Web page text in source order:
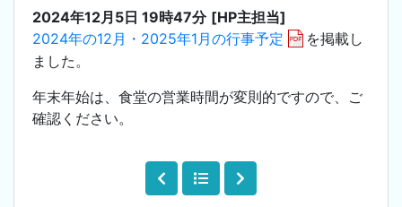
2024年12月5日 19時47分 [HP主担当]
2024年の12月・2025年1月の行事予定
を掲載し
ました。
年末年始は、食堂の営業時間が変則的ですので、ご
確認ください。